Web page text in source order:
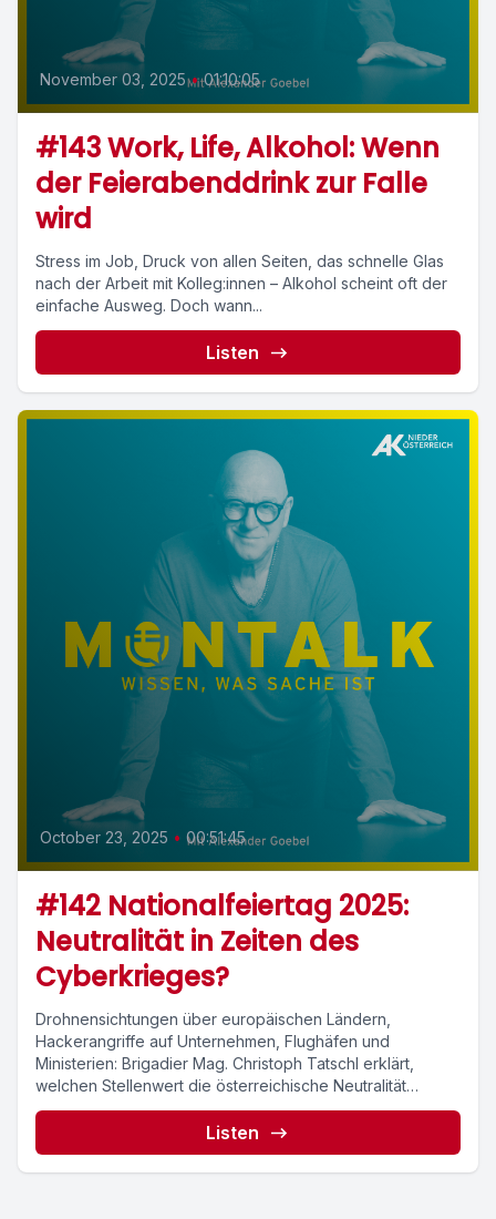
November 03, 2025 • 01:10:05
#143 Work, Life, Alkohol: Wenn
der Feierabenddrink zur Falle
wird
Stress im Job, Druck von allen Seiten, das schnelle Glas
nach der Arbeit mit Kolleg:innen – Alkohol scheint oft der
einfache Ausweg. Doch wann...
Listen
October 23, 2025 • 00:51:45
#142 Nationalfeiertag 2025:
Neutralität in Zeiten des
Cyberkrieges?
Drohnensichtungen über europäischen Ländern,
Hackerangriffe auf Unternehmen, Flughäfen und
Ministerien: Brigadier Mag. Christoph Tatschl erklärt,
welchen Stellenwert die österreichische Neutralität
heutzutage hat und ob...
Listen